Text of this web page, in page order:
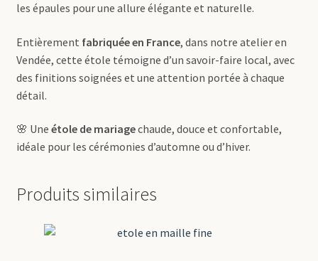
les épaules pour une allure élégante et naturelle.
Entièrement fabriquée en France, dans notre atelier en
Vendée, cette étole témoigne d’un savoir-faire local, avec
des finitions soignées et une attention portée à chaque
détail.
🌸 Une étole de mariagechaude, douce et confortable,
idéale pour les cérémonies d’automne ou d’hiver.
Produits similaires